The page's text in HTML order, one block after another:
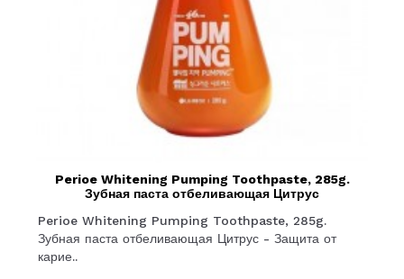
Perioe Whitening Pumping Toothpaste, 285g.
Зубная паста отбеливающая Цитрус
Perioe Whitening Pumping Toothpaste, 285g.
Зубная паста отбеливающая Цитрус - Защита от
карие..